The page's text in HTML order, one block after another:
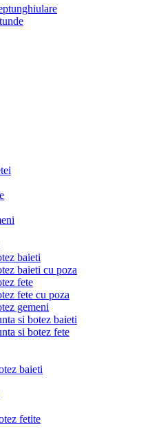
baieti
baieti cu poza
fete
fete cu poza
gemeni
si botez baieti
si botez fete
baieti
fetite